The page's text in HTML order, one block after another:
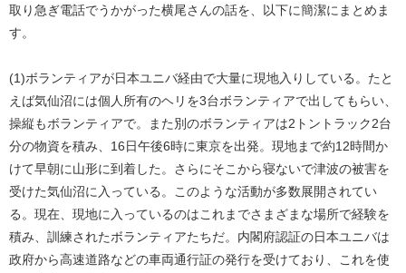
取り急ぎ電話でうかがった横尾さんの話を、以下に簡潔にまとめま
す。
(1)ボランティアが日本ユニバ経由で大量に現地入りしている。たと
えば気仙沼には個人所有のヘリを3台ボランティアで出してもらい、
操縦もボランティアで。また別のボランティアは2トントラック2台
分の物資を積み、16日午後6時に東京を出発。現地まで約12時間か
けて早朝に山形に到着した。さらにそこから寝ないで津波の被害を
受けた気仙沼に入っている。このような活動が多数展開されてい
る。現在、現地に入っているのはこれまでさまざまな場所で経験を
積み、訓練されたボランティアたちだ。内閣府認証の日本ユニバは
政府から高速道路などの車両通行証の発行を受けており、これを使